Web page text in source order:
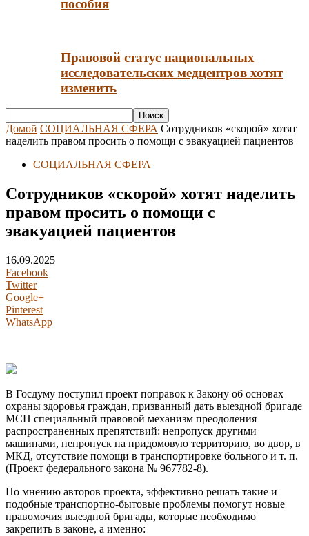
пособия
Правовой статус национальных
исследовательских медцентров хотят
изменить
Домой СОЦИАЛЬНАЯ СФЕРА Сотрудников «скорой» хотят
наделить правом просить о помощи с эвакуацией пациентов
СОЦИАЛЬНАЯ СФЕРА
Сотрудников «скорой» хотят наделить
правом просить о помощи с
эвакуацией пациентов
16.09.2025
Facebook
Twitter
Google+
Pinterest
WhatsApp
В Госдуму поступил проект поправок к Закону об основах
охраны здоровья граждан, призванный дать выездной бригаде
МСП специальный правовой механизм преодоления
распространенных препятствий: непропуск другими
машинами, непропуск на придомовую территорию, во двор, в
МКД, отсутствие помощи в транспортировке больного и т. п.
(Проект федерального закона № 967782-8).
По мнению авторов проекта, эффективно решать такие и
подобные транспортно-бытовые проблемы помогут новые
правомочия выездной бригады, которые необходимо
закрепить в законе, а именно: